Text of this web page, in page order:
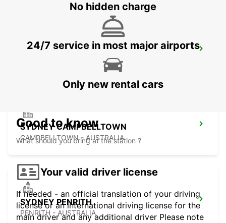
SYDNEY MILPERRA
SYDNEY CAMPBELLTOWN
CAMPBELLTOWN - AUSTRALIA
SYDNEY PENRITH
PENRITH - AUSTRALIA
No hidden charge
24/7 service in most major airports
Only new rental cars
Good to know
What should you bring at the station ?
Your valid driver license
If needed - an official translation of your driving
license or an international driving license for the
main driver and any additional driver Please note